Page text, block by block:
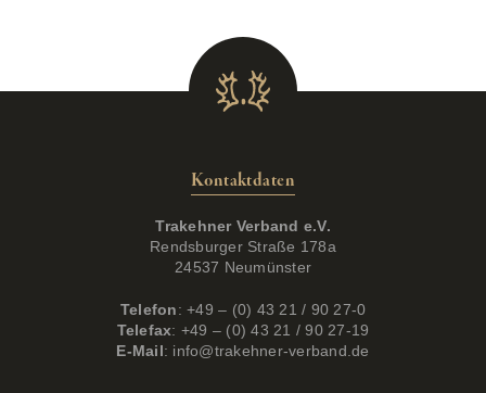
Kontaktdaten
Trakehner Verband e.V.
Rendsburger Straße 178a
24537 Neumünster
Telefon: +49 – (0) 43 21 / 90 27-0
Telefax: +49 – (0) 43 21 / 90 27-19
E-Mail: info@trakehner-verband.de